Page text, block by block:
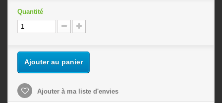
Quantité
Ajouter au panier
Ajouter à ma liste d'envies